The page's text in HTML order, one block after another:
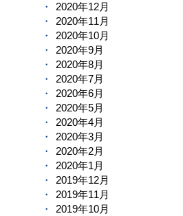
2020年12月
2020年11月
2020年10月
2020年9月
2020年8月
2020年7月
2020年6月
2020年5月
2020年4月
2020年3月
2020年2月
2020年1月
2019年12月
2019年11月
2019年10月